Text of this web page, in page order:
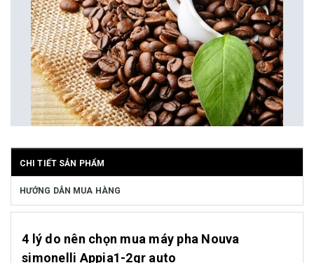
CHI TIẾT SẢN PHẨM
HƯỚNG DẪN MUA HÀNG
4 lý do nên chọn mua máy pha Nouva
simonelli Appia1-2gr auto